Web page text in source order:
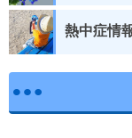
熱中症情